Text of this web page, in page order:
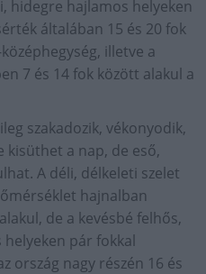
hidegre hajlamos helyeken
általában 15 és 20 fok
illetve a
7 és 14 fok között alakul a
szakadozik, vékonyodik,
a nap, de eső,
A déli, délkeleti szelet
hajnalban
de a kevésbé felhős,
pár fokkal
ország nagy részén 16 és